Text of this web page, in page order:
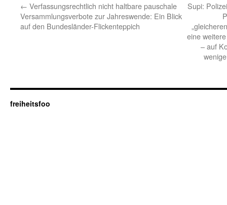
← Verfassungsrechtlich nicht haltbare pauschale
Versammlungsverbote zur Jahreswende: Ein Blick
auf den Bundesländer-Flickenteppich
Supi:
eine
– auf
freiheitsfoo